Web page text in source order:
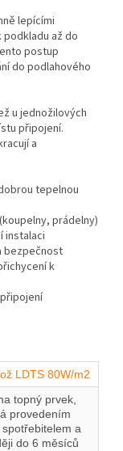
lepícími
až do
postup
do podlahového
u jednožilových
připojení.
a
tepelnou
prádelny)
instalaci
bezpečnost
k
LDTS 80W/m2
topný prvek,
provedením
a
do 6 měsíců